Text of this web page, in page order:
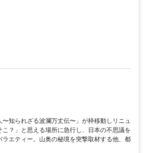
〜知られざる波瀾万丈伝〜」が枠移動しリニュ
？」と思える場所に急行し、日本の不思議を
エティー。山奥の秘境を突撃取材する他、都